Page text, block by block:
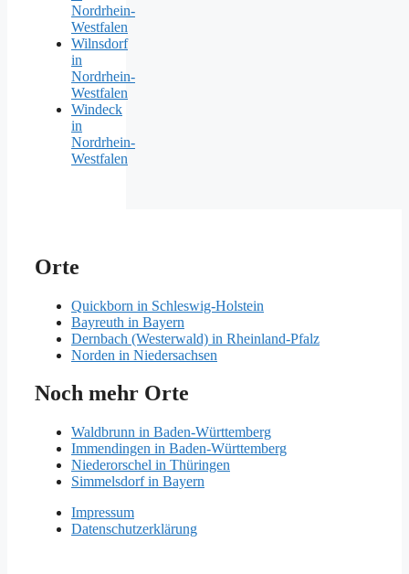
Nordrhein-
Westfalen
Wilnsdorf
in
Nordrhein-
Westfalen
Windeck
in
Nordrhein-
Westfalen
Orte
Quickborn in Schleswig-Holstein
Bayreuth in Bayern
Dernbach (Westerwald) in Rheinland-Pfalz
Norden in Niedersachsen
Noch mehr Orte
Waldbrunn in Baden-Württemberg
Immendingen in Baden-Württemberg
Niederorschel in Thüringen
Simmelsdorf in Bayern
Impressum
Datenschutzerklärung